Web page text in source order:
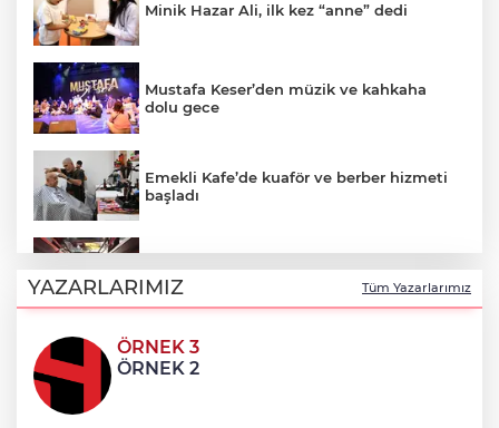
Minik Hazar Ali, ilk kez “anne” dedi
Mustafa Keser’den müzik ve kahkaha
dolu gece
Emekli Kafe’de kuaför ve berber hizmeti
başladı
Toplu taşımaya sıkı denetim
Esnaf odalarından ortak açıklama
YAZARLARIMIZ Tüm Yazarlarımız
ÖRNEK 3
ÖRNEK 2